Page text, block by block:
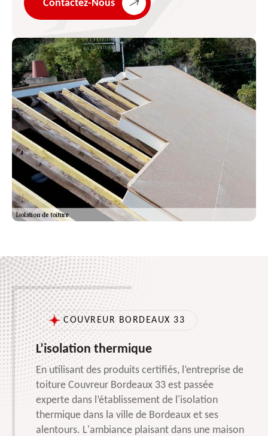
Contactez-Nous
COUVREUR BORDEAUX 33
L’isolation thermique
En utilisant des produits certifiés, l’entreprise de
toiture Couvreur Bordeaux 33 est passée
experte dans l’établissement de l'isolation
thermique dans la ville de Bordeaux et ses
alentours. L'ambiance plaisant dans une maison